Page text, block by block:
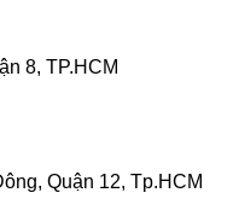
8, TP.HCM
Quận 12, Tp.HCM